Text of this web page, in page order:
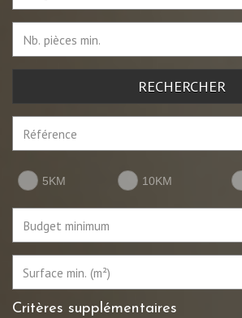
RECHERCHER
5KM 10KM
Critères supplémentaires